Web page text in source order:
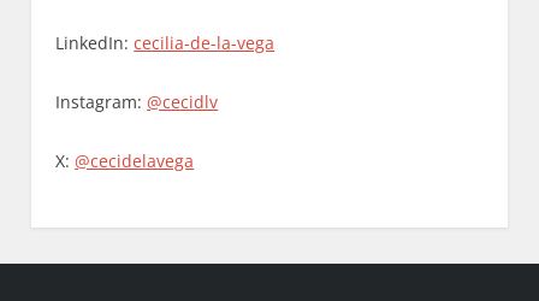
LinkedIn:cecilia-de-la-vega
Instagram:@cecidlv
X:@cecidelavega